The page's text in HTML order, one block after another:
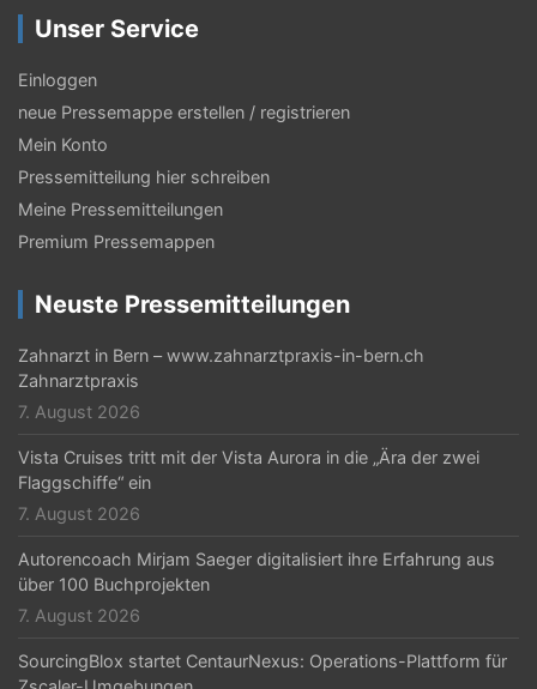
g
s
-
N
a
v
g
a
t
i
o
n
Unser Service
Einloggen
neue Pressemappe erstellen / registrieren
Mein Konto
Pressemitteilung hier schreiben
Meine Pressemitteilungen
Premium Pressemappen
Neuste Pressemitteilungen
Zahnarzt in Bern – www.zahnarztpraxis-in-bern.ch
Zahnarztpraxis
7. August 2026
Vista Cruises tritt mit der Vista Aurora in die „Ära der zwei
Flaggschiffe“ ein
7. August 2026
Autorencoach Mirjam Saeger digitalisiert ihre Erfahrung aus
über 100 Buchprojekten
7. August 2026
SourcingBlox startet CentaurNexus: Operations-Plattform für